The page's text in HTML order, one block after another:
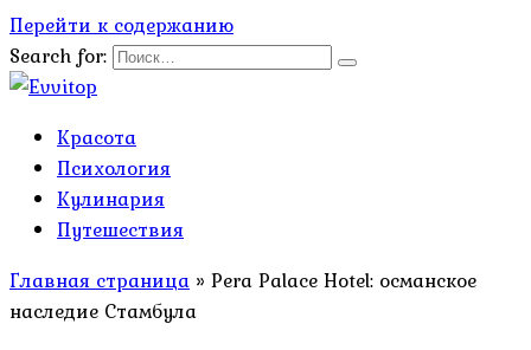
Перейти к содержанию
Search for:
Красота
Психология
Кулинария
Путешествия
Главная страница » Pera Palace Hotel: османское
наследие Стамбула